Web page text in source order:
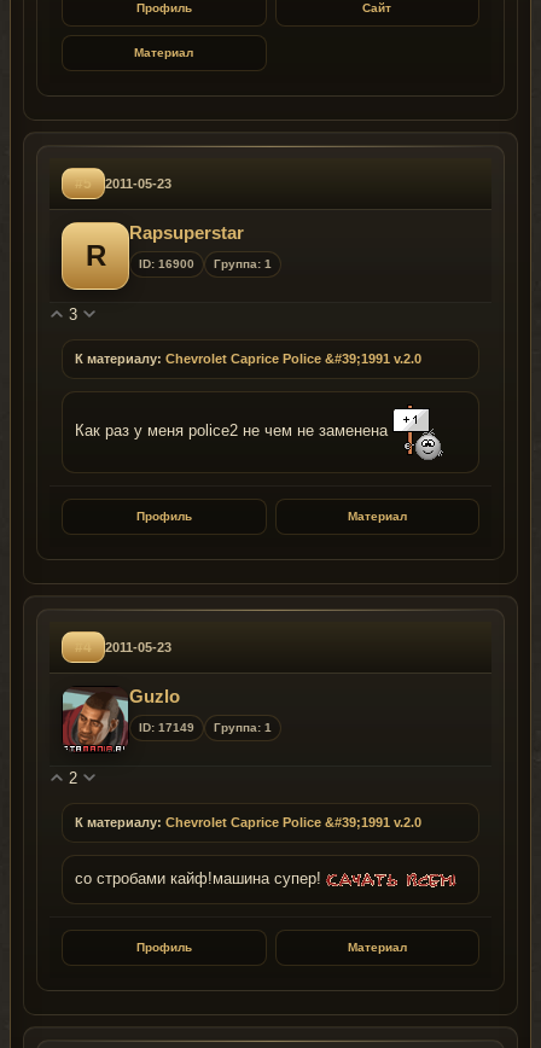
Профиль Сайт
Материал
#5 2011-05-23
R
Rapsuperstar
ID: 16900 Группа: 1
3
К материалу: Chevrolet Caprice Police &#39;1991 v.2.0
Как раз у меня police2 не чем не заменена
Профиль Материал
#4 2011-05-23
Guzlo
ID: 17149 Группа: 1
2
К материалу: Chevrolet Caprice Police &#39;1991 v.2.0
со стробами кайф!машина супер!
Профиль Материал